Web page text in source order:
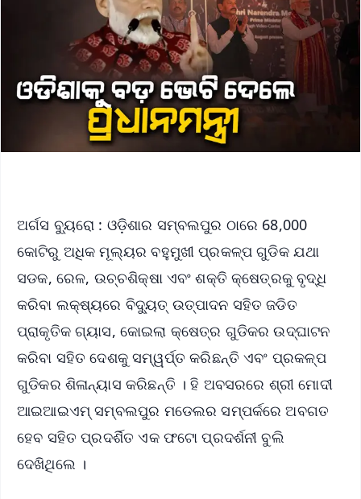
ଅର୍ଗସ ବ୍ୟୁରୋ : ଓଡ଼ିଶାର ସମ୍ବଲପୁର ଠାରେ 68,000
କୋଟିରୁ ଅଧିକ ମୂଲ୍ୟର ବହୁମୁଖୀ ପ୍ରକଳ୍ପ ଗୁଡିକ ଯଥା
ସଡକ, ରେଳ, ଉଚ୍ଚଶିକ୍ଷା ଏବଂ ଶକ୍ତି କ୍ଷେତ୍ରକୁ ବୃଦ୍ଧି
କରିବା ଲକ୍ଷ୍ୟରେ ବିଦ୍ୟୁତ୍ ଉତ୍ପାଦନ ସହିତ ଜଡିତ
ପ୍ରାକୃତିକ ଗ୍ୟାସ, କୋଇଲା କ୍ଷେତ୍ର ଗୁଡିକର ଉଦ୍ଘାଟନ
କରିବା ସହିତ ଦେଶକୁ ସମ୍ୱର୍ପ୍ତ କରିଛନ୍ତି ଏବଂ ପ୍ରକଳ୍ପ
ଗୁଡିକର ଶିଳାନ୍ୟାସ କରିଛନ୍ତି । ହି ଅବସରରେ ଶ୍ରୀ ମୋଦୀ
ଆଇଆଇଏମ୍ ସମ୍ବଲପୁର ମଡେଲର ସମ୍ପର୍କରେ ଅବଗତ
ହେବ ସହିତ ପ୍ରଦର୍ଶିତ ଏକ ଫଟୋ ପ୍ରଦର୍ଶନୀ ବୁଲି
ଦେଖିଥିଲେ ।